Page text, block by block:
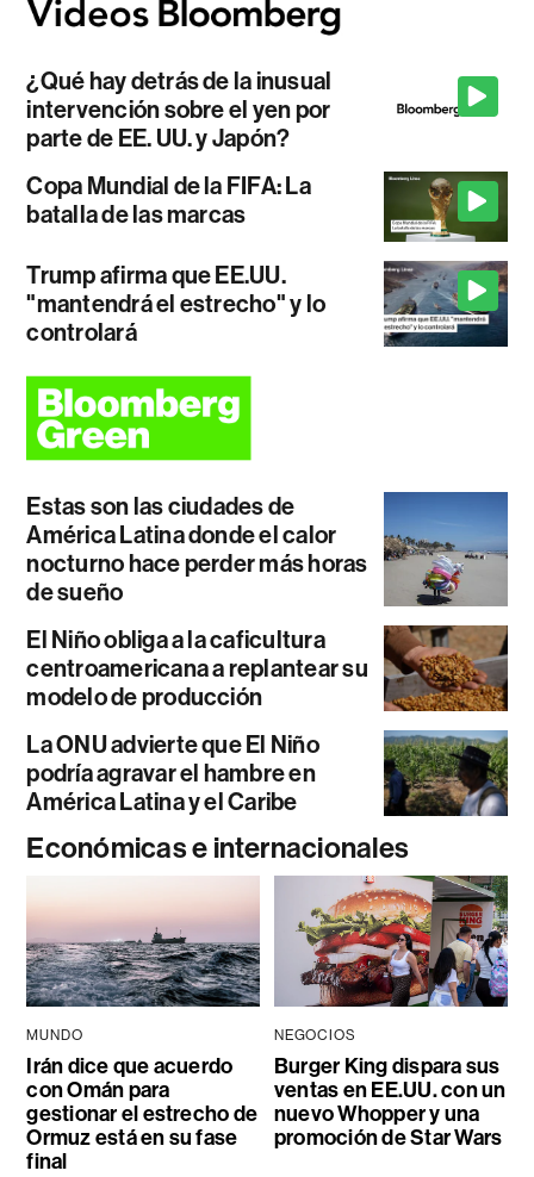
¿Qué hay detrás de la inusual
intervención sobre el yen por
parte de EE. UU. y Japón?
Copa Mundial de la FIFA: La
batalla de las marcas
Trump afirma que EE.UU.
"mantendrá el estrecho" y lo
controlará
Estas son las ciudades de
América Latina donde el calor
nocturno hace perder más horas
de sueño
El Niño obliga a la caficultura
centroamericana a replantear su
modelo de producción
La ONU advierte que El Niño
podría agravar el hambre en
América Latina y el Caribe
Económicas e internacionales
MUNDO
Irán dice que acuerdo
con Omán para
gestionar el estrecho de
Ormuz está en su fase
final
NEGOCIOS
Burger King dispara sus
ventas en EE.UU. con un
nuevo Whopper y una
promoción de Star Wars